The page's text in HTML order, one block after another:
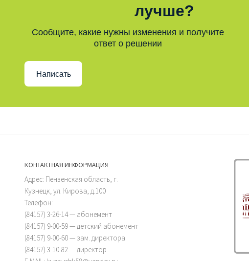
лучше?
Сообщите, какие нужны изменения и получите
ответ о решении
Написать
КОНТАКТНАЯ ИНФОРМАЦИЯ
Адрес: Пензенская область, г.
Кузнецк, ул. Кирова, д.100
Телефон:
(84157) 3-26-14 — абонемент
(84157) 9-00-59 — детский абонемент
(84157) 9-00-60 — зам. директора
(84157) 3-10-82 — директор